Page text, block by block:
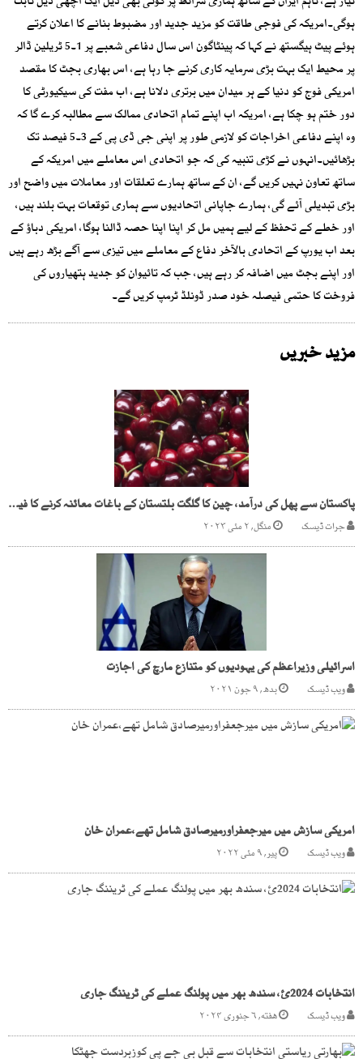
ہوگی۔امریکہ کی فوجی طاقت کو مزید جدید اور مضبوط بنانے کا اعلان کرتے
ہوئے پیٹ ہیگستھ نے کہا کہ پینٹاگون اس سال دفاعی شعبے پر 1۔5 ٹریلین ڈالر
پر محیط ایک بہت بڑی سرمایہ کاری کرنے جا رہا ہے، اس بھاری بجٹ کا مقصد
امریکی فوج کو دنیا کے ہر میدان میں برتری دلانا ہے، اب مفت کی سیکیورٹی کا
دور ختم ہو چکا ہے، امریکہ اب اپنے تمام اتحادی ممالک سے مطالبہ کرے گا کہ
وہ اپنے دفاعی اخراجات کو لازمی طور پر اپنی جی ڈی پی کے 3۔5 فیصد تک
بڑھائیں۔انہوں نے کڑی تنبیہ کی کہ جو اتحادی اس معاملے میں امریکہ کے
ساتھ تعاون نہیں کریں گے، ان کے ساتھ ہمارے تعلقات اور معاملات میں واضح اور
بڑی تبدیلی آئے گی، ہمارے جاپانی اتحادیوں سے ہماری توقعات بہت بلند ہیں،
اور خطے کے تحفظ کے لیے ہمیں مل کر اپنا اپنا حصہ ڈالنا ہوگا، امریکی دباؤ کے
بعد اب یورپ کے اتحادی بالآخر دفاع کے معاملے میں تیزی سے آگے بڑھ رہے ہیں
اور اپنے بجٹ میں اضافہ کر رہے ہیں، جب کہ تائیوان کو جدید ہتھیاروں کی
فروخت کا حتمی فیصلہ خود صدر ڈونلڈ ٹرمپ کریں گے۔
مزید خبریں
پاکستان سے پھل کی درآمد، چین کا گلگت بلتستان کے باغات معائنہ کرنے کا فیصلہ
جرات ڈیسک منگل, ۲ مئی ۲۰۲۳
اسرائیلی وزیراعظم کی یہودیوں کو متنازع مارچ کی اجازت
ویب ڈیسک بدھ, ۹ جون ۲۰۲۱
امریکی سازش میں میرجعفراورمیرصادق شامل تھے،عمران خان
ویب ڈیسک پیر, ۹ مئی ۲۰۲۲
انتخابات 2024ئ، سندھ بھر میں پولنگ عملے کی ٹریننگ جاری
ویب ڈیسک هفته, ۶ جنوری ۲۰۲۴